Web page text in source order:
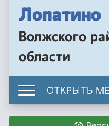
Лопатино
Волжского
области
ОТКРЫТЬ